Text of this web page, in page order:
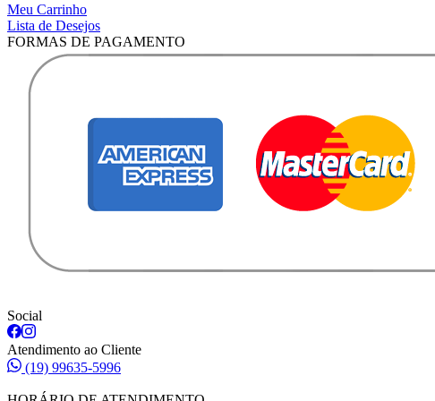
Meu Carrinho
Lista de Desejos
FORMAS DE PAGAMENTO
Social
Atendimento ao Cliente
(19) 99635-5996